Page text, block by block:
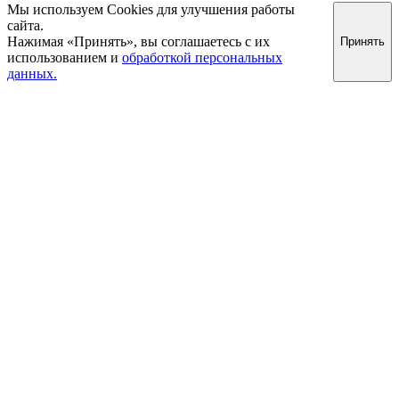
Мы используем Cookies для улучшения работы
сайта.
Нажимая «Принять», вы соглашаетесь с их
использованием и обработкой персональных
данных.
Принять